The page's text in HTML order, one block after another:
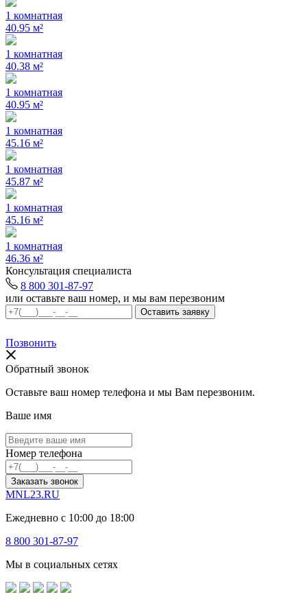
1 комнатная
40.95 м²
1 комнатная
40.38 м²
1 комнатная
40.95 м²
1 комнатная
45.16 м²
1 комнатная
45.87 м²
1 комнатная
45.16 м²
1 комнатная
46.36 м²
Консультация специалиста
8 800 301-87-97
или оставьте ваш номер, и мы вам перезвоним
Позвонить
Обратный звонок
Оставьте ваш номер телефона и мы Вам перезвоним.
Ваше имя
Номер телефона
Заказать звонок
MNL23.RU
Ежедневно с 10:00 до 18:00
8 800 301-87-97
Мы в социальных сетях